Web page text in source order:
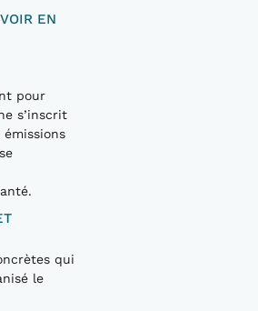
EN
pour
s’inscrit
qui
le